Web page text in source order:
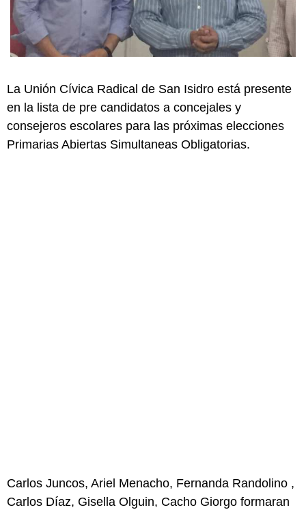
La Unión Cívica Radical de San Isidro está presente
en la lista de pre candidatos a concejales y
consejeros escolares para las próximas elecciones
Primarias Abiertas Simultaneas Obligatorias.
Carlos Juncos, Ariel Menacho, Fernanda Randolino ,
Carlos Díaz, Gisella Olguin, Cacho Giorgo formaran